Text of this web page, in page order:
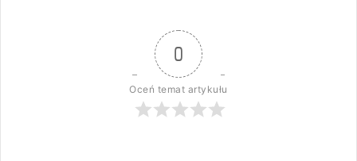
0
Oceń temat artykułu